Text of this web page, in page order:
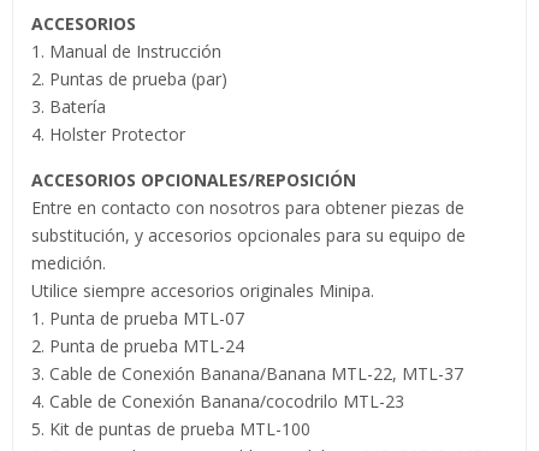
ACCESORIOS
1. Manual de Instrucción
2. Puntas de prueba (par)
3. Batería
4. Holster Protector
ACCESORIOS OPCIONALES/REPOSICIÓN
Entre en contacto con nosotros para obtener piezas de
substitución, y accesorios opcionales para su equipo de
medición.
Utilice siempre accesorios originales Minipa.
1. Punta de prueba MTL-07
2. Punta de prueba MTL-24
3. Cable de Conexión Banana/Banana MTL-22, MTL-37
4. Cable de Conexión Banana/cocodrilo MTL-23
5. Kit de puntas de prueba MTL-100